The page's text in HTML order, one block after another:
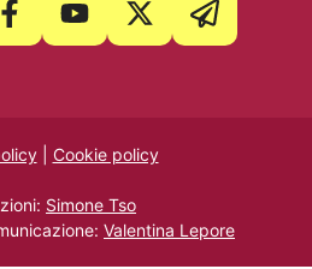
| Cookie policy
Simone Tso
Valentina Lepore